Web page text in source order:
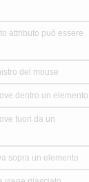
attributo può essere
del mouse
dentro un elemento
fuori da un
sopra un elemento